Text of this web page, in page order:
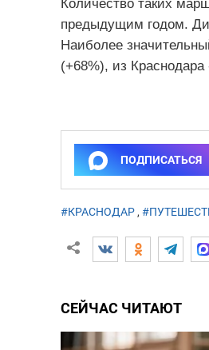
Количество таких
предыдущим годом.
Наиболее
(+68%), из Краснодара
ПОДПИСАТЬСЯ
#КРАСНОДАР,
СЕЙЧАС ЧИТАЮТ